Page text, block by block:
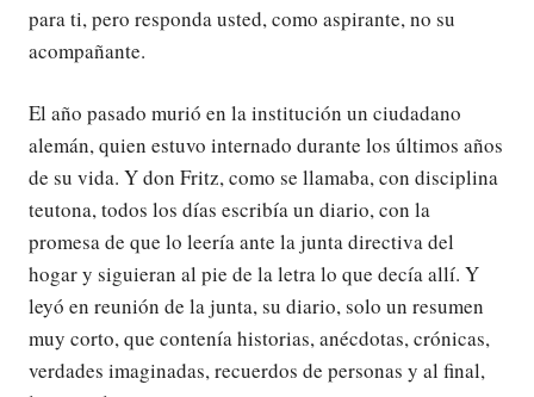
para ti, pero responda usted, como aspirante, no su
acompañante.
El año pasado murió en la institución un ciudadano
alemán, quien estuvo internado durante los últimos años
de su vida. Y don Fritz, como se llamaba, con disciplina
teutona, todos los días escribía un diario, con la
promesa de que lo leería ante la junta directiva del
hogar y siguieran al pie de la letra lo que decía allí. Y
leyó en reunión de la junta, su diario, solo un resumen
muy corto, que contenía historias, anécdotas, crónicas,
verdades imaginadas, recuerdos de personas y al final,